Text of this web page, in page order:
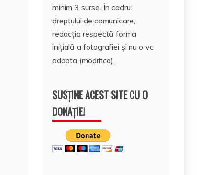
minim 3 surse. În cadrul
dreptului de comunicare,
redacția respectă forma
inițială a fotografiei și nu o va
adapta (modifica).
SUSȚINE ACEST SITE CU O
DONAȚIE!